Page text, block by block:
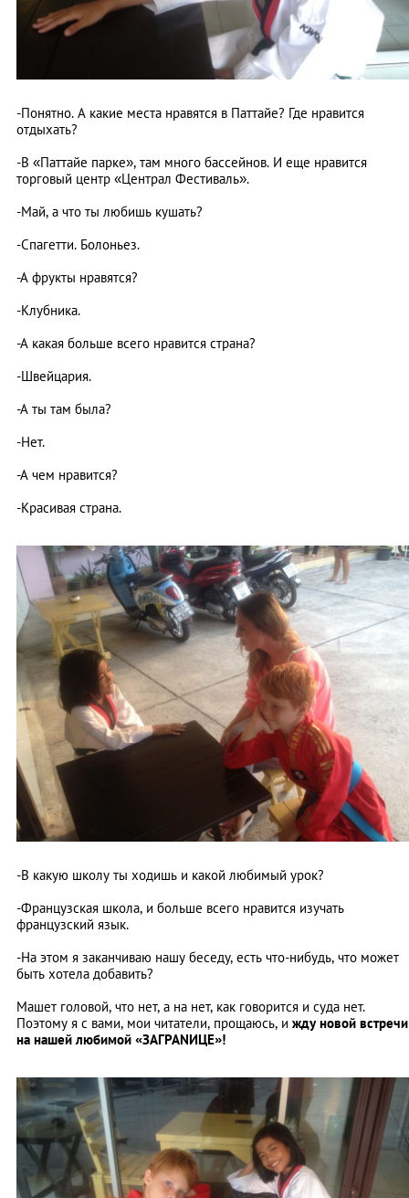
-Понятно. А какие места нравятся в Паттайе? Где нравится
отдыхать?
-В «Паттайе парке», там много бассейнов. И еще нравится
торговый центр «Централ Фестиваль».
-Май, а что ты любишь кушать?
-Спагетти. Болоньез.
-А фрукты нравятся?
-Клубника.
-А какая больше всего нравится страна?
-Швейцария.
-А ты там была?
-Нет.
-А чем нравится?
-Красивая страна.
-В какую школу ты ходишь и какой любимый урок?
-Французская школа, и больше всего нравится изучать
французский язык.
-На этом я заканчиваю нашу беседу, есть что-нибудь, что может
быть хотела добавить?
Машет головой, что нет, а на нет, как говорится и суда нет.
Поэтому я с вами, мои читатели, прощаюсь, и жду новой встречи
на нашей любимой «ЗАГРАNИЦЕ»!